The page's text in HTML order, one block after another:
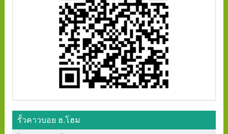
รั้วคาวบอย ฮ.โฮม